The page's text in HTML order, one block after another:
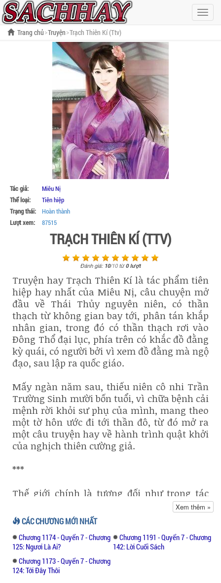
Hiện
menu
Trang chủ Truyện Trạch Thiên Kí (Ttv)
Tác giả:
Miêu Nị
Thể loại:
Tiên hiệp
Trạng thái:
Hoàn thành
Lượt xem:
87515
TRẠCH THIÊN KÍ (TTV)
Đánh giá: 10/10từ0lượt
Truyện hay Trạch Thiên Kí là tác phẩm tiên
hiệp hay nhất của Miêu Nị, câu chuyện mở
đầu về Thái Thủy nguyên niên, có thần
thạch từ không gian bay tới, phân tán khắp
nhân gian, trong đó có thần thạch rơi vào
Đông Thổ đại lục, phía trên có khắc đồ đằng
kỳ quái, có người bởi vì xem đồ đằng mà ngộ
đạo, sau lập ra quốc giáo.
Mấy ngàn năm sau, thiếu niên cô nhi Trần
Trường Sinh mười bốn tuổi, vì chữa bệnh cải
mệnh rời khỏi sư phụ của mình, mang theo
một tờ hôn ước đi tới thần đô, từ đó mở ra
một câu truyện hay về hành trình quật khởi
của nghịch thiên cường giả.
***
Thế giới chính là tương đối như trong tác
Trung Thổ đại lục cách đại dương cùng với
Đại Tây châu tương đối xa xôi. Phía đông địa
thế tương đối cao hơn nơi khác, bầu trời ở
nơi đó tựa như cũng cao hơn so với bình
thường, mây mù từ trên biển và trên lục địa
Xem thêm »
CÁC CHƯƠNG MỚI NHẤT
Chương 1174 - Quyển 7 - Chương
125: Ngươi Là Ai?
Chương 1191 - Quyển 7 - Chương
142: Lời Cuối Sách
Chương 1173 - Quyển 7 - Chương
124: Tới Đây Thôi